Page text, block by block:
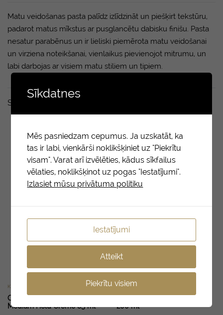
Matu veidošanas pasta palīdz izlīdzināt un piešķirt tekstūru,
padarot matus mīkstus ar pusglancētu dabisku finišu. Pasta
nesatur parabēnus un ir lieliski piemērota matu veidošanai
un virziena noteikšanai, vienlaikus pievienojot mitrumu, un
labi darbojas ar visiem matu stiliem un tipiem.
Saistītie produkti
KRĒMI
ORGANIC Control Texture
Medium Hold Creme 85 ml
SPREJI
200 ml
Sīkdatnes
Mēs pasniedzam cepumus. Ja uzskatāt, ka
tas ir labi, vienkārši noklikšķiniet uz "Piekrītu
visam". Varat arī izvēlēties, kādus sīkfailus
vēlaties, noklikšķinot uz pogas "Iestatījumi".
Izlasiet mūsu privātuma politiku
Iestatījumi
Atteikt
Piekrītu visiem